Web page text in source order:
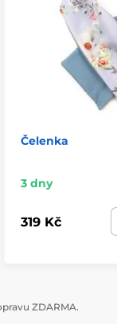
Čelenka
3 dny
319 Kč
ZDARMA.